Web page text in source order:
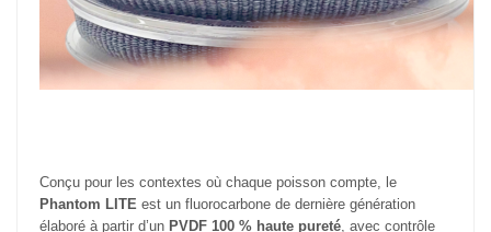
Conçu pour les contextes où chaque poisson compte, le
Phantom LITE est un fluorocarbone de dernière génération
élaboré à partir d’un PVDF 100 % haute pureté, avec contrôle